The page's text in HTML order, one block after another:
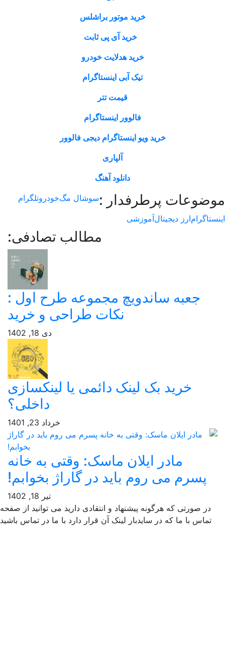
خرید موتور براشلس
خرید آی پی ثابت
خرید هدلایت خودرو
تیک آبی اینستاگرام
قیمت تتر
فالوور اینستاگرام
خرید ویو اینستاگرام دیجی فالوور
آلپاری
دانلود آهنگ
پرطرفدار : سوشال مگخودروتلگرام
ارز دیجیتالآموزشی
مطالب تصادفی:
جعبه‌ ساندویچ مجموعه طرح اول :
نکات طراحی و خرید
خرید بک لینک دائمی یا لینکسازی
داخلی؟
خرداد 23, 1401
مادر ایلان ماسک: وقتی به خانه
پسرم می روم باید در گاراژ بخوابم!
صورتی که هرگونه پیشنهاد و انتقادی دارید می توانید از صفحه
با ما که در سایدبار لینک آن قرار دارد با ما در تماس باشید